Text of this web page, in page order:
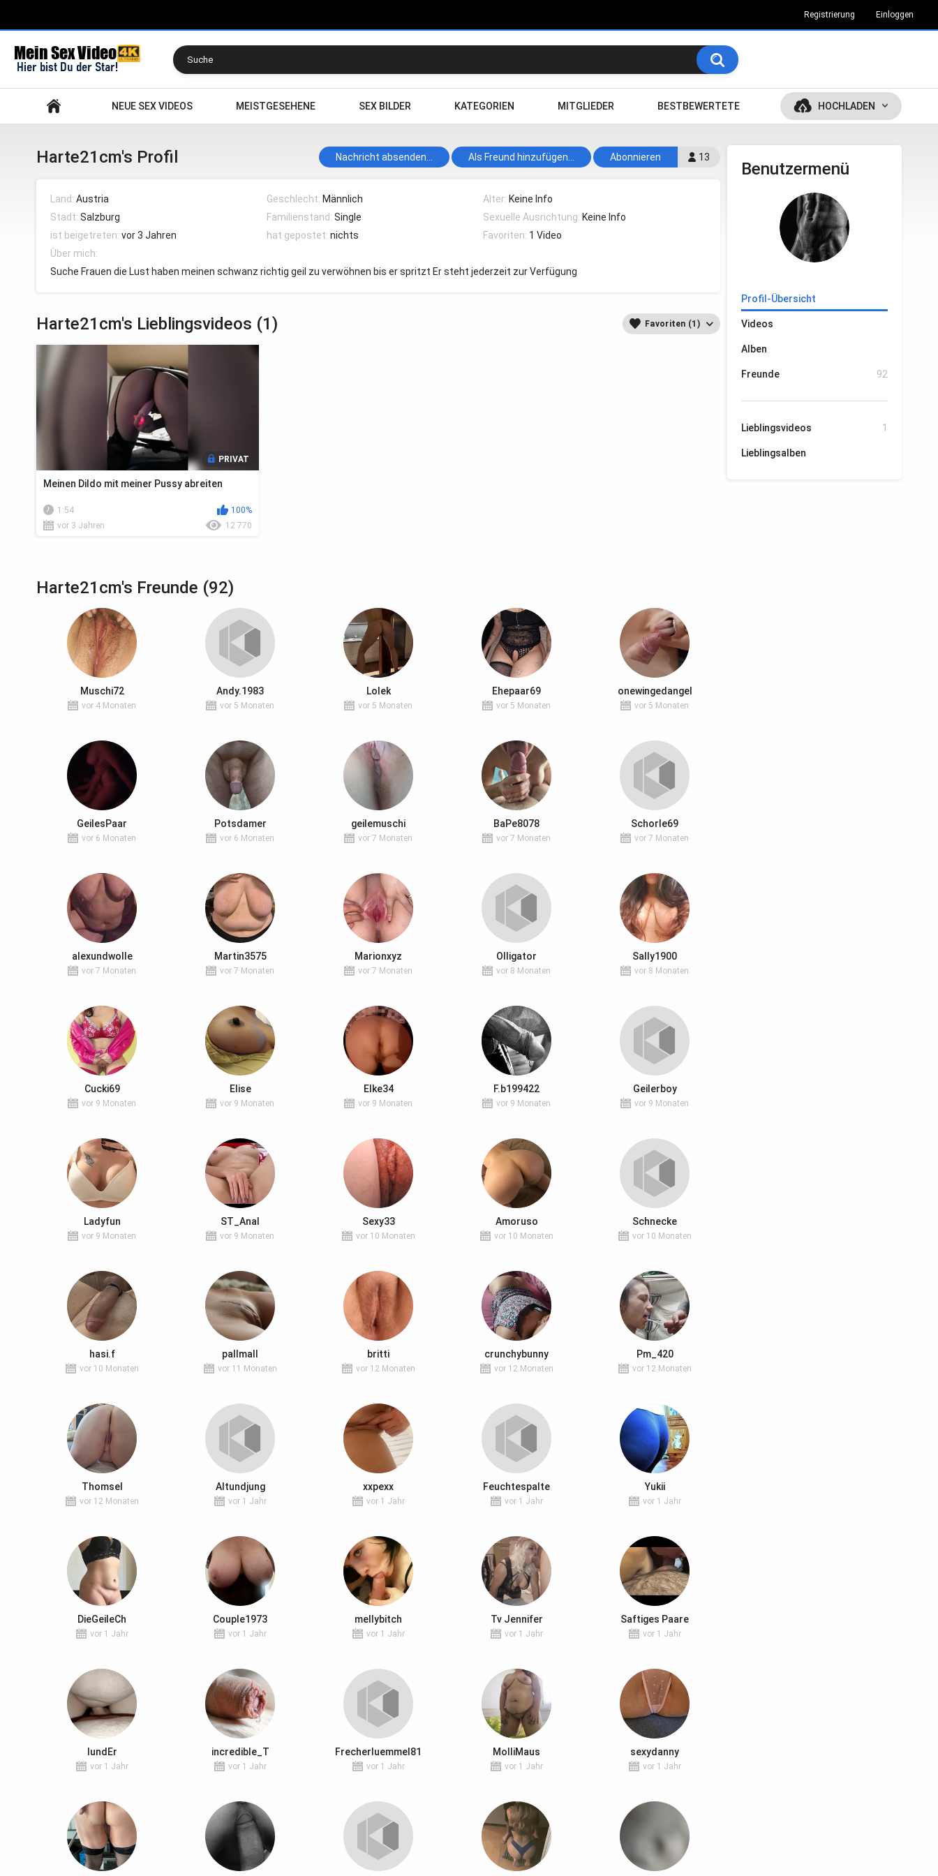
Registrierung Einloggen
NEUE SEX VIDEOS MEISTGESEHENE SEX BILDER KATEGORIEN MITGLIEDER BESTBEWERTETE HOCHLADEN
Benutzermenü
Profil-Übersicht
Videos
Alben
Freunde 92
Lieblingsvideos 1
Lieblingsalben
Harte21cm's Profil 13
Abonnieren
Nachricht absenden... Als Freund hinzufügen...
Land: Austria
Stadt: Salzburg
ist beigetreten: vor 3 Jahren
Geschlecht: Männlich
Familienstand:Single
hat gepostet:nichts
Alter: Keine Info
Sexuelle Ausrichtung: Keine Info
Favoriten: 1 Video
Über mich:
Suche Frauen die Lust haben meinen schwanz richtig geil zu verwöhnen bis er spritzt Er steht jederzeit zur Verfügung
Harte21cm's Lieblingsvideos (1) Favoriten (1)
PRIVAT
Meinen Dildo mit meiner Pussy abreiten
1:54
100%
vor 3 Jahren
12 770
Harte21cm's Freunde (92)
Muschi72
vor 4 Monaten
Andy.1983
vor 5 Monaten
Lolek
vor 5 Monaten
Ehepaar69
vor 5 Monaten
onewingedangel
vor 5 Monaten
GeilesPaar
vor 6 Monaten
Potsdamer
vor 6 Monaten
geilemuschi
vor 7 Monaten
BaPe8078
vor 7 Monaten
Schorle69
vor 7 Monaten
alexundwolle
vor 7 Monaten
Martin3575
vor 7 Monaten
Marionxyz
vor 7 Monaten
Olligator
vor 8 Monaten
Sally1900
vor 8 Monaten
Cucki69
vor 9 Monaten
Elise
vor 9 Monaten
Elke34
vor 9 Monaten
F.b199422
vor 9 Monaten
Geilerboy
vor 9 Monaten
Ladyfun
vor 9 Monaten
ST_Anal
vor 9 Monaten
Sexy33
vor 10 Monaten
Amoruso
vor 10 Monaten
Schnecke
vor 10 Monaten
hasi.f
vor 10 Monaten
pallmall
vor 11 Monaten
britti
vor 12 Monaten
crunchybunny
vor 12 Monaten
Pm_420
vor 12 Monaten
Thomsel
vor 12 Monaten
Altundjung
vor 1 Jahr
xxpexx
vor 1 Jahr
Feuchtespalte
vor 1 Jahr
Yukii
vor 1 Jahr
DieGeileCh
vor 1 Jahr
Couple1973
vor 1 Jahr
mellybitch
vor 1 Jahr
Tv Jennifer
vor 1 Jahr
Saftiges Paare
vor 1 Jahr
IundEr
vor 1 Jahr
incredible_T
vor 1 Jahr
Frecherluemmel81
vor 1 Jahr
MolliMaus
vor 1 Jahr
sexydanny
vor 1 Jahr